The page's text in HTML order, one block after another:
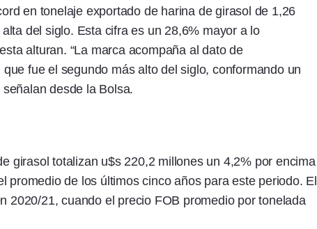
en tonelaje exportado de harina de girasol de 1,26
del siglo. Esta cifra es un 28,6% mayor a lo
alturan. “La marca acompaña al dato de
fue el segundo más alto del siglo, conformando un
desde la Bolsa.
girasol totalizan u$s 220,2 millones un 4,2% por encima
promedio de los últimos cinco años para este periodo. El
2020/21, cuando el precio FOB promedio por tonelada